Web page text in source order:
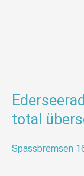
total
Spassbremsen